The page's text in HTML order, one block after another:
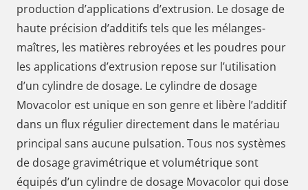
production d’applications d’extrusion. Le dosage de
haute précision d’additifs tels que les mélanges-
maîtres, les matières rebroyées et les poudres pour
les applications d’extrusion repose sur l’utilisation
d’un cylindre de dosage. Le cylindre de dosage
Movacolor est unique en son genre et libère l’additif
dans un flux régulier directement dans le matériau
principal sans aucune pulsation. Tous nos systèmes
de dosage gravimétrique et volumétrique sont
équipés d’un cylindre de dosage Movacolor qui dose